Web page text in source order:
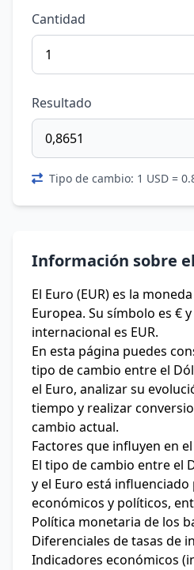
Cantidad
Resultado
Tipo de cambio: 1 USD =
Información sobre
El Euro (EUR) es la
Europea. Su símbolo es €
internacional es EUR.
En esta página puedes
tipo de cambio entre el
el Euro, analizar su
tiempo y realizar
cambio actual.
Factores que influyen en
El tipo de cambio entre el
y el Euro está
económicos y políticos,
Política monetaria de los
Diferenciales de tasas de
Indicadores económicos